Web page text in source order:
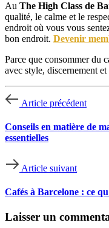
Au The High Class de
qualité, le calme et le
endroit où vous vous
bon endroit. Devenir
Parce que consommer du
avec style, discernement et
Article précédent
Conseils en matière de
essentielles
Article suivant
Cafés à Barcelone : ce
Laisser un